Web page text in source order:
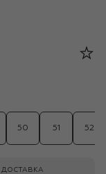
50 51 52
ДОСТАВКА